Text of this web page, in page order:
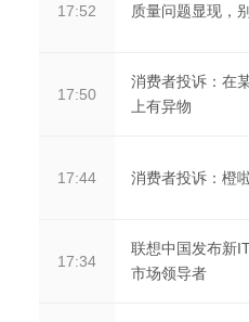
17:52 质量问题显现，
17:50
消费者投诉：在
上有异物
17:44 消费者投诉：橙
17:34
联想中国发布新
市场领导者